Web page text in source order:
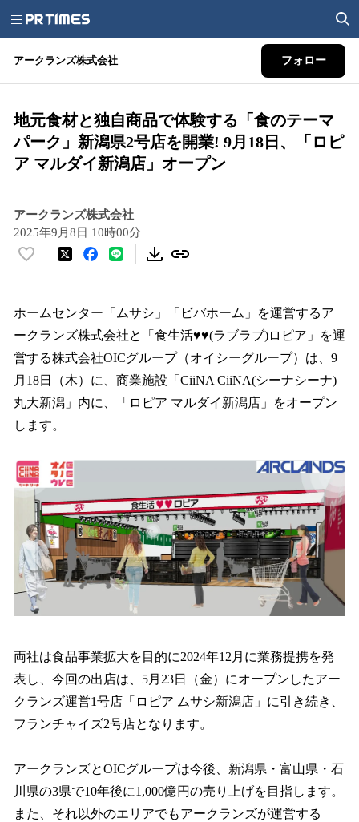
アークランズ株式会社 フォロー
地元食材と独自商品で体験する「食のテーマ
パーク」新潟県2号店を開業! 9月18日、「ロピ
ア マルダイ新潟店」オープン
アークランズ株式会社
2025年9月8日 10時00分
い
！
数
を
読
み
込
み
中
す
ホームセンター「ムサシ」「ビバホーム」を運営するア
ークランズ株式会社と「食生活♥♥(ラブラブ)ロピア」を運
営する株式会社OICグループ（オイシーグループ）は、9
月18日（木）に、商業施設「CiiNA CiiNA(シーナシーナ)
丸大新潟」内に、「ロピア マルダイ新潟店」をオープン
します。
両社は食品事業拡大を目的に2024年12月に業務提携を発
表し、今回の出店は、5月23日（金）にオープンしたアー
クランズ運営1号店「ロピア ムサシ新潟店」に引き続き、
フランチャイズ2号店となります。
アークランズとOICグループは今後、新潟県・富山県・石
川県の3県で10年後に1,000億円の売り上げを目指します。
また、それ以外のエリアでもアークランズが運営する